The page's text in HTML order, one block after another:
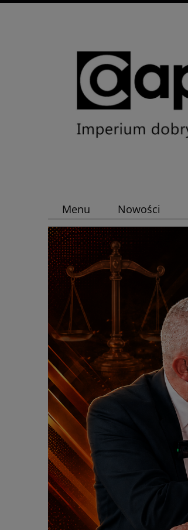
Menu Nowości